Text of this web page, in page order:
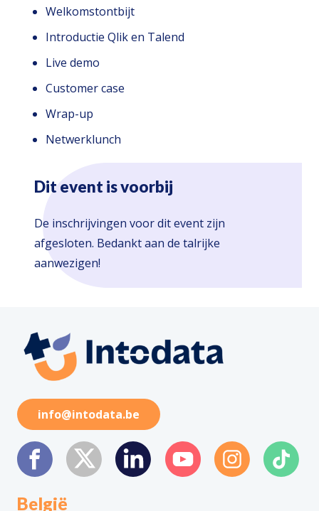
Welkomstontbijt
Introductie Qlik en Talend
Live demo
Customer case
Wrap-up
Netwerklunch
Dit event is voorbij
De inschrijvingen voor dit event zijn
afgesloten. Bedankt aan de talrijke
aanwezigen!
info@intodata.be
België